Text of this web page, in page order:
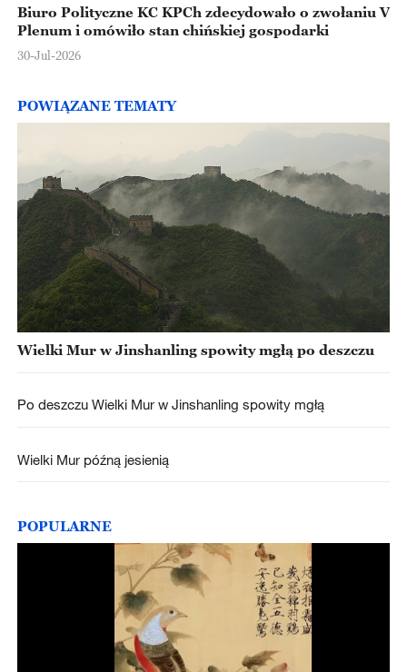
Biuro Polityczne KC KPCh zdecydowało o zwołaniu V
Plenum i omówiło stan chińskiej gospodarki
30-Jul-2026
POWIĄZANE TEMATY
Wielki Mur w Jinshanling spowity mgłą po deszczu
Po deszczu Wielki Mur w Jinshanling spowity mgłą
Wielki Mur późną jesienią
POPULARNE